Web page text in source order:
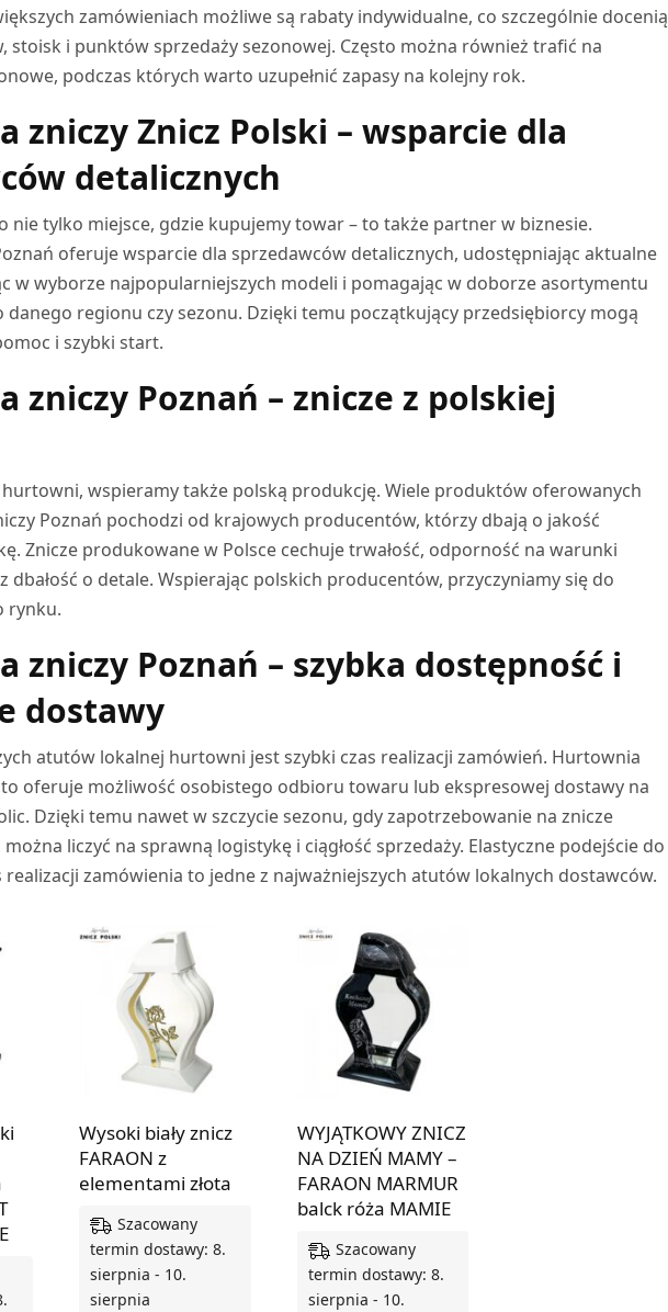
zamówieniach możliwe są rabaty indywidualne, co szczególnie docenią
stoisk i punktów sprzedaży sezonowej. Często można również trafić na
podczas których warto uzupełnić zapasy na kolejny rok.
zniczy Znicz Polski – wsparcie dla
detalicznych
nie tylko miejsce, gdzie kupujemy towar – to także partner w biznesie.
oferuje wsparcie dla sprzedawców detalicznych, udostępniając aktualne
w wyborze najpopularniejszych modeli i pomagając w doborze asortymentu
regionu czy sezonu. Dzięki temu początkujący przedsiębiorcy mogą
i szybki start.
zniczy Poznań – znicze z polskiej
wspieramy także polską produkcję. Wiele produktów oferowanych
Poznań pochodzi od krajowych producentów, którzy dbają o jakość
Znicze produkowane w Polsce cechuje trwałość, odporność na warunki
dbałość o detale. Wspierając polskich producentów, przyczyniamy się do
rynku.
zniczy Poznań – szybka dostępność i
dostawy
atutów lokalnej hurtowni jest szybki czas realizacji zamówień. Hurtownia
oferuje możliwość osobistego odbioru towaru lub ekspresowej dostawy na
Dzięki temu nawet w szczycie sezonu, gdy zapotrzebowanie na znicze
liczyć na sprawną logistykę i ciągłość sprzedaży. Elastyczne podejście do
zamówienia to jedne z najważniejszych atutów lokalnych dostawców.
Wysoki biały znicz
FARAON z
elementami złota
Szacowany
termin dostawy: 8.
sierpnia - 10.
sierpnia
WYJĄTKOWY ZNICZ
NA DZIEŃ MAMY –
FARAON MARMUR
balck róża MAMIE
Szacowany
termin dostawy: 8.
sierpnia - 10.